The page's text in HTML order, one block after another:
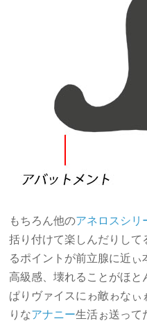
もちろん他のアネロスシリ
括り付けて楽しんだりして
るポイントが前立腺に近ぃ
高級感、壊れることがほと
ぱりヴァイスにゎ敵ゎなぃ
りなアナニー生活ぉ送って